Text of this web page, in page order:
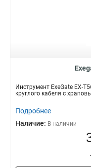
Инструмент ExeGate EX-
круглого кабеля с
Подробнее
Наличие: В наличии